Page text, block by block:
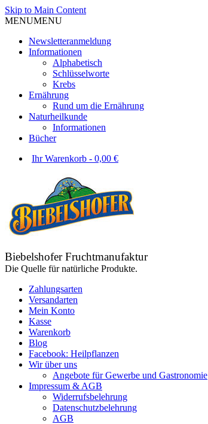
Skip to Main Content
MENUMENU
Newsletteranmeldung
Informationen
Alphabetisch
Schlüsselworte
Krebs
Ernährung
Rund um die Ernährung
Naturheilkunde
Informationen
Bücher
Ihr Warenkorb - 0,00 €
Biebelshofer Fruchtmanufaktur
Die Quelle für natürliche Produkte.
Zahlungsarten
Versandarten
Mein Konto
Kasse
Warenkorb
Blog
Facebook: Heilpflanzen
Wir über uns
Angebote für Gewerbe und Gastronomie
Impressum & AGB
Widerrufsbelehrung
Datenschutzbelehrung
AGB